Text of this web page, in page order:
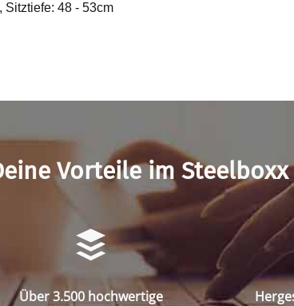
Sitztiefe: 48 - 53cm
Vorteile im
Über 3.500 hochwertige